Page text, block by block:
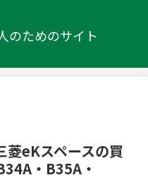
のためのサイト
菱eKスペースの買
・B35A・